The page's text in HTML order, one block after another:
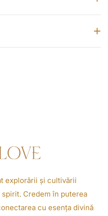
explorării și cultivării
Credem în puterea
cu esența divină